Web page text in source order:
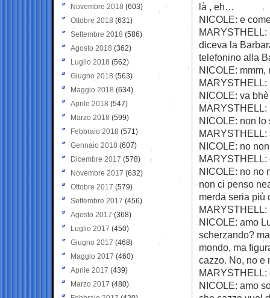
là , eh…
NICOLE: e
diceva la
telefonino alla
NICOLE: mmm,
MARYSTHELL:
NICOLE: va
NICOLE: non lo
MARYSTHELL:
NICOLE: no
MARYSTHELL:
NICOLE: no no
non ci penso
merda seria più
MARYSTHELL:
NICOLE: amo
scherzando?
mondo, ma
cazzo. No, no e
MARYSTHELL:
NICOLE: amo
Novembre 2018 (603)
Ottobre 2018 (631)
Settembre 2018 (586)
Agosto 2018 (362)
Luglio 2018 (562)
Giugno 2018 (563)
Maggio 2018 (634)
Aprile 2018 (547)
Marzo 2018 (599)
Febbraio 2018 (571)
Gennaio 2018 (607)
Dicembre 2017 (578)
Novembre 2017 (632)
Ottobre 2017 (579)
Settembre 2017 (456)
Agosto 2017 (368)
Luglio 2017 (450)
Giugno 2017 (468)
Maggio 2017 (460)
Aprile 2017 (439)
Marzo 2017 (480)